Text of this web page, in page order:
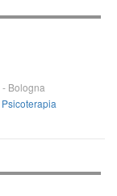
- Bologna
Psicoterapia